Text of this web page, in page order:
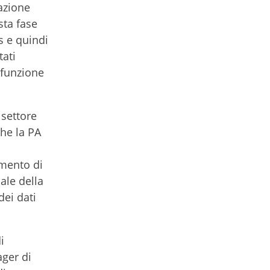
fase
e quindi
la PA
di
della
dati
di